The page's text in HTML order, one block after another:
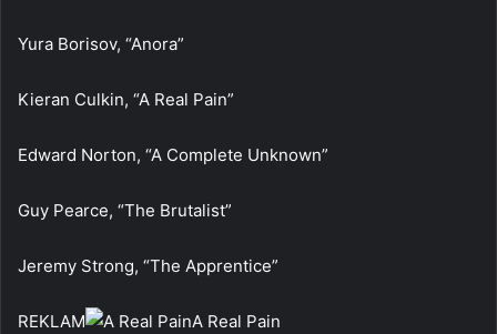
Yura Borisov, “Anora”
Kieran Culkin, “A Real Pain”
Edward Norton, “A Complete Unknown”
Guy Pearce, “The Brutalist”
Jeremy Strong, “The Apprentice”
REKLAM A Real Pain